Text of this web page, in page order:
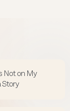
Not on My
Story